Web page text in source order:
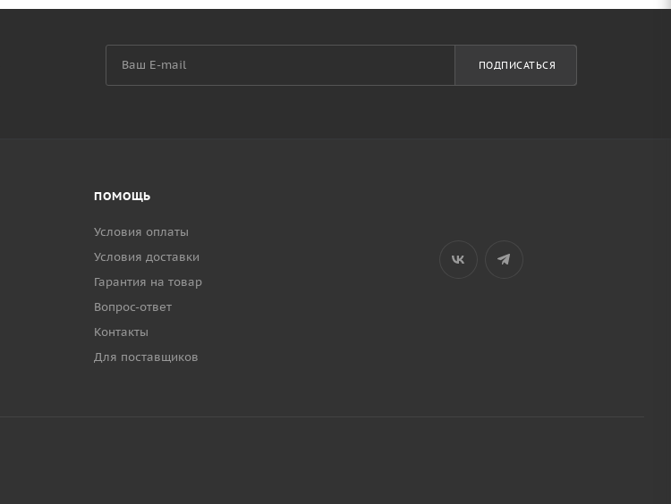
ПОДПИСАТЬСЯ
ПОМОЩЬ
Условия оплаты
Условия доставки
Гарантия на товар
Вопрос-ответ
Контакты
Для поставщиков